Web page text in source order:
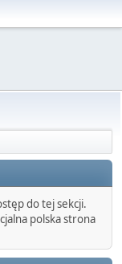
do tej sekcji.
polska strona